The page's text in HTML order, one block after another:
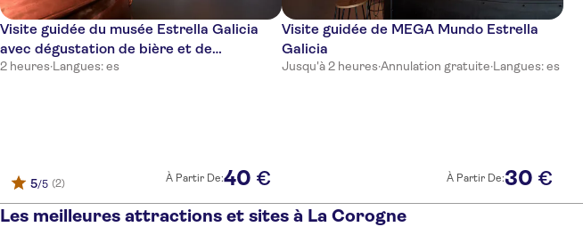
Visite guidée du musée Estrella Galicia
avec dégustation de bière et de
charcuterie
2 heures·Langues: es
5/5 (2) À Partir De:40 €
Visite guidée de MEGA Mundo Estrella
Galicia
Jusqu'à 2 heures·Annulation gratuite·Langues: es
À Partir De:30 €
Les meilleures attractions et sites à La Corogne